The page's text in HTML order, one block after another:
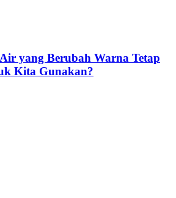
yang Berubah Warna Tetap
Kita Gunakan?